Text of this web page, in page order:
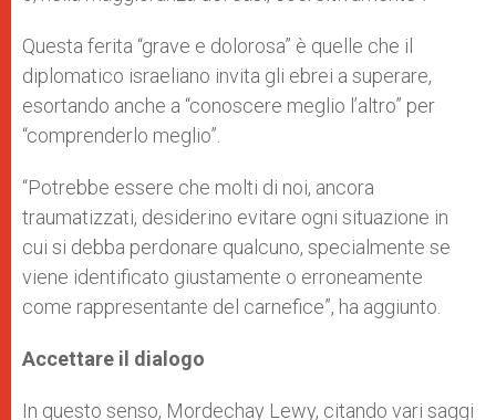
Questa ferita “grave e dolorosa” è quelle che il
diplomatico israeliano invita gli ebrei a superare,
esortando anche a “conoscere meglio l’altro” per
“comprenderlo meglio”.
“Potrebbe essere che molti di noi, ancora
traumatizzati, desiderino evitare ogni situazione in
cui si debba perdonare qualcuno, specialmente se
viene identificato giustamente o erroneamente
come rappresentante del carnefice”, ha aggiunto.
Accettare il dialogo
In questo senso, Mordechay Lewy, citando vari saggi